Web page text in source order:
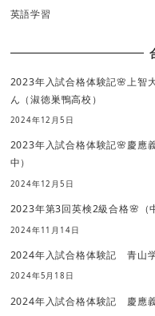
英語学習
2023年入試合格体験記🌸上智
ん（淑徳巣鴨高校）
2024年12月5日
2023年入試合格体験記🌸慶應
中）
2024年12月5日
2023年第3回英検2級合格🌸（
2024年11月14日
2024年入試合格体験記 青山
2024年5月18日
2024年入試合格体験記 慶應